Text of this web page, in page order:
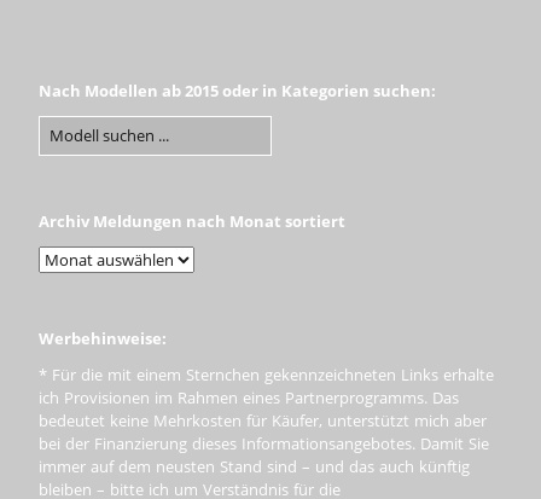
Nach Modellen ab 2015 oder in Kategorien suchen:
Archiv Meldungen nach Monat sortiert
Werbehinweise:
* Für die mit einem Sternchen gekennzeichneten Links erhalte
ich Provisionen im Rahmen eines Partnerprogramms. Das
bedeutet keine Mehrkosten für Käufer, unterstützt mich aber
bei der Finanzierung dieses Informationsangebotes. Damit Sie
immer auf dem neusten Stand sind – und das auch künftig
bleiben – bitte ich um Verständnis für die